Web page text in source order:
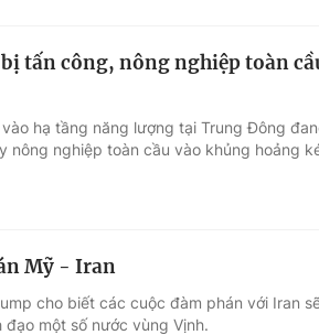
tấn công, nông nghiệp toàn
hạ tầng năng lượng tại Trung Đông
nông nghiệp toàn cầu vào khủng hoảng
Mỹ - Iran
cho biết các cuộc đàm phán với Iran
một số nước vùng Vịnh.